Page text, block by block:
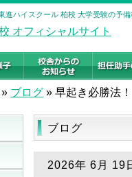
進ハイスクール 柏校 大学受験の予
» ブログ » 早起き必勝法
ブログ
2026年 6月 19